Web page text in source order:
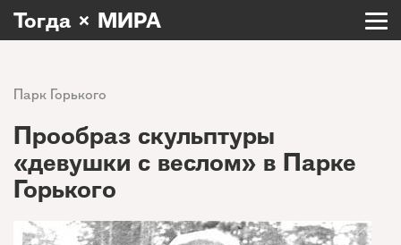
Тогда × МИРА
Парк Горького
Прообраз скульптуры
«девушки с веслом» в Парке
Горького